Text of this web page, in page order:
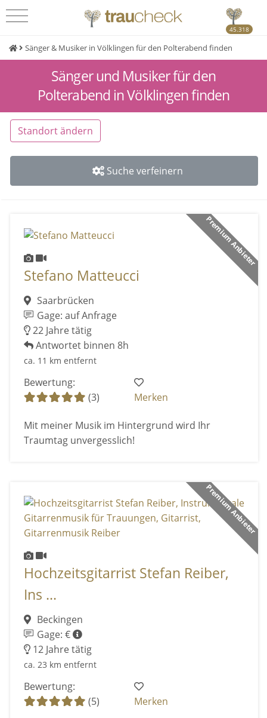
45.318
Sänger & Musiker in Völklingen für den Polterabend finden
Sänger und Musiker für den
Polterabend in Völklingen finden
Standort ändern
Suche verfeinern
Premium Anbieter
Stefano Matteucci
Saarbrücken
Gage: auf Anfrage
22 Jahre tätig
Antwortet binnen 8h
ca. 11 km entfernt
Bewertung:
(3)
Merken
Mit meiner Musik im Hintergrund wird Ihr
Traumtag unvergesslich!
Premium Anbieter
Hochzeitsgitarrist Stefan Reiber,
Ins ...
Beckingen
Gage: €
12 Jahre tätig
ca. 23 km entfernt
Bewertung:
(5)
Merken